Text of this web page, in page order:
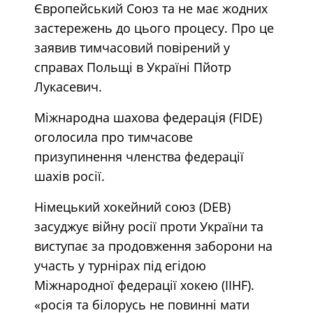
Європейський Союз та не має жодних
застережень до цього процесу. Про це
заявив тимчасовий повірений у
справах Польщі в Україні Пйотр
Лукасевич.
Міжнародна шахова федерація (FIDE)
оголосила про тимчасове
призупинення членства федерації
шахів росії.
Німецький хокейний союз (DEB)
засуджує війну росії проти України та
виступає за продовження заборони на
участь у турнірах під егідою
Міжнародної федерації хокею (IIHF).
«росія та білорусь не повинні мати